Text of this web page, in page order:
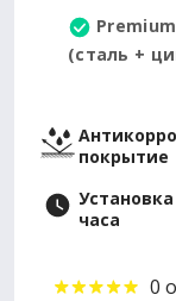
Premium
(сталь +
покрытие
Установка
часа
0